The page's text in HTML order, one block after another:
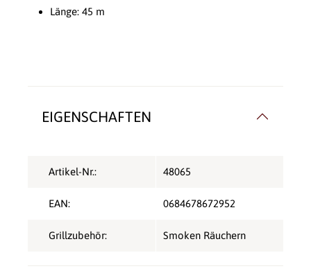
Länge: 45 m
EIGENSCHAFTEN
Artikel-Nr.: 48065
EAN: 0684678672952
Grillzubehör: Smoken Räuchern